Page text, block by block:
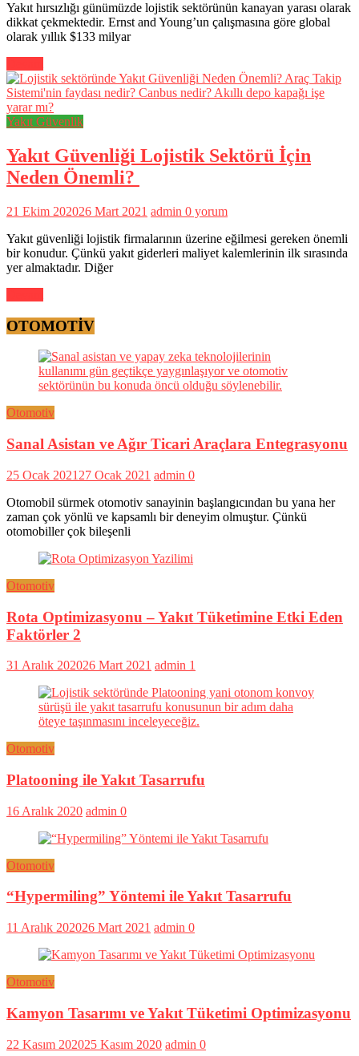
Yakıt hırsızlığı günümüzde lojistik sektörünün kanayan yarası olarak
dikkat çekmektedir. Ernst and Young’un çalışmasına göre global
olarak yıllık $133 milyar
Yakıt Güvenlik
Yakıt Güvenliği Lojistik Sektörü İçin
Neden Önemli?
21 Ekim 202026 Mart 2021 admin 0 yorum
Yakıt güvenliği lojistik firmalarının üzerine eğilmesi gereken önemli
bir konudur. Çünkü yakıt giderleri maliyet kalemlerinin ilk sırasında
yer almaktadır. Diğer
OTOMOTİV
Otomotiv
Sanal Asistan ve Ağır Ticari Araçlara Entegrasyonu
25 Ocak 2021 27 Ocak 2021 admin 0
Otomobil sürmek otomotiv sanayinin başlangıcından bu yana her
zaman çok yönlü ve kapsamlı bir deneyim olmuştur. Çünkü
otomobiller çok bileşenli
Otomotiv
Rota Optimizasyonu – Yakıt Tüketimine Etki Eden
Faktörler 2
31 Aralık 202026 Mart 2021 admin 1
Otomotiv
Platooning ile Yakıt Tasarrufu
16 Aralık 2020 admin 0
Otomotiv
“Hypermiling” Yöntemi ile Yakıt Tasarrufu
11 Aralık 202026 Mart 2021 admin 0
Otomotiv
Kamyon Tasarımı ve Yakıt Tüketimi Optimizasyonu
22 Kasım 202025 Kasım 2020 admin 0